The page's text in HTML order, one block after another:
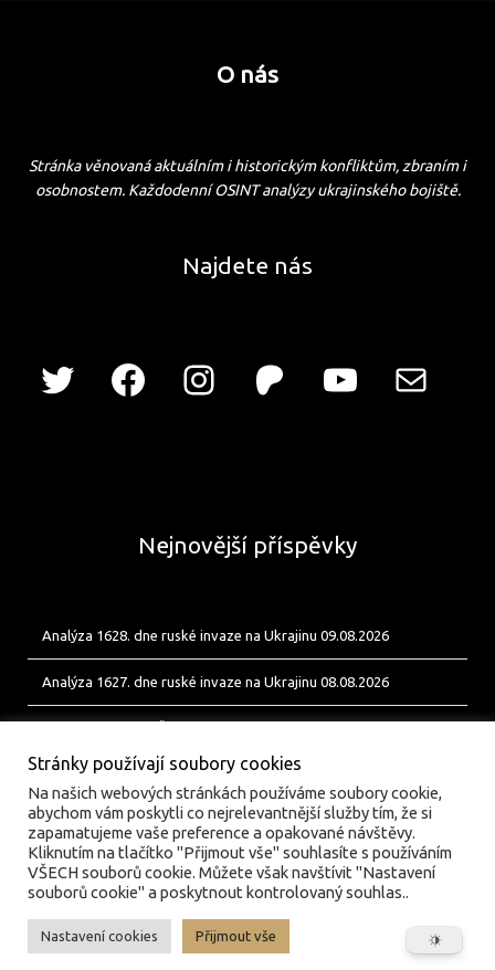
O nás
Stránka věnovaná aktuálním i historickým konfliktům, zbraním i
osobnostem. Každodenní OSINT analýzy ukrajinského bojiště.
Najdete nás
Nejnovější příspěvky
Analýza 1628. dne ruské invaze na Ukrajinu 09.08.2026
Analýza 1627. dne ruské invaze na Ukrajinu 08.08.2026
© valka.online | Vydavatel: Jan Tofl, Plzeň | ISSN 3029-
6420
Stránky používají soubory cookies
Na našich webových stránkách používáme soubory cookie,
abychom vám poskytli co nejrelevantnější služby tím, že si
zapamatujeme vaše preference a opakované návštěvy.
Kliknutím na tlačítko "Přijmout vše" souhlasíte s používáním
VŠECH souborů cookie. Můžete však navštívit "Nastavení
souborů cookie" a poskytnout kontrolovaný souhlas..
Nastavení cookies Přijmout vše